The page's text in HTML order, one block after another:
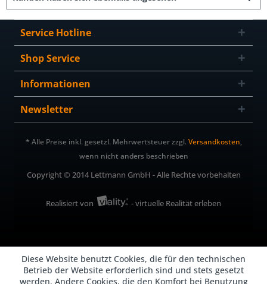
Service Hotline
Shop Service
Informationen
Newsletter
* Alle Preise inkl. gesetzl. Mehrwertsteuer zzgl.Versandkosten,
wenn nicht anders beschrieben
Copyright © 2014 Lettmann GmbH - Alle Rechte vorbehalten
Realisiert von - virtuelle Realität erleben
Diese Website benutzt Cookies, die für den technischen
Betrieb der Website erforderlich sind und stets gesetzt
werden. Andere Cookies, die den Komfort bei Benutzung